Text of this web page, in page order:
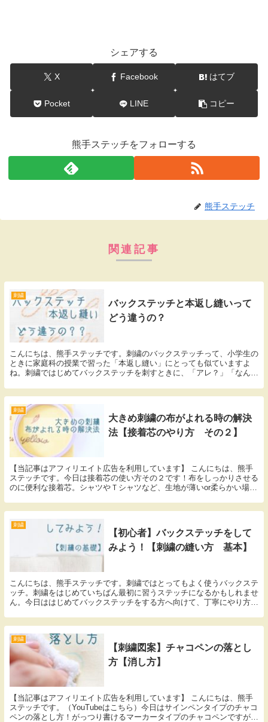
シェアする
X Facebook はてブ
Pocket LINE コピー
熊手ステッチをフォローする
熊手ステッチ
関連記事
刺繍
バックステッチと本返し縫いって
どう違うの？
こんにちは、熊手ステッチです。刺繍のバックステッチって、小学生の
ときに家庭科の授業で習った「本返し縫い」にとっても似ていますよ
ね。刺繍ではじめてバックステッチを刺すときに、「アレ？」「なんか
刺繍
大きめ刺繍の布がよれる時の解決
法【接着芯のやり方 その２】
【当記事はアフィリエイト広告を利用しています】 こんにちは、熊手
ステッチです。今日は接着芯の使い方その２です！布をしっかりさせる
のに便利な接着芯。シャツやＴシャツなど、生地が薄いor柔らかい場
刺繍
【初心者】バックステッチをして
みよう！【刺繍の縫い方 基本】
こんにちは、熊手ステッチです。刺繍ではとってもよく使うバックステ
ッチ。刺繍をはじめていちばん最初に習うステッチになるかもしれませ
ん。今日ははじめてバックステッチをする方へ向けて、丁寧にやり方を
刺繍
【刺繍図案】チャコペンの落とし
方【消し方】
【当記事はアフィリエイト広告を利用しています】 こんにちは、熊手
ステッチです。（YouTubeはこちら）今日はサインペンタイプのチャコ
ペンの落とし方！がっつり書けるマーカータイプのチャコペンですが、